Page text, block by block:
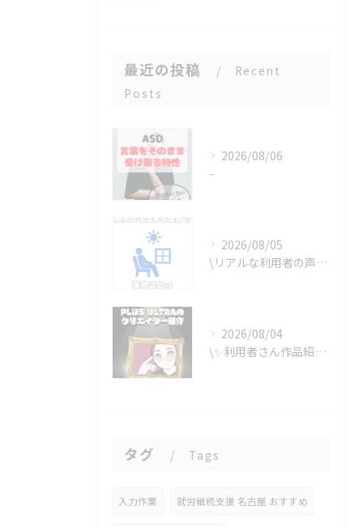
最近の投稿
Recent
Posts
2026/08/06
-
2026/08/05
\リアルな利用者の声📣/
2026/08/04
\✨利用者さん作品紹介✨/
タグ Tags
入力作業 就労継続支援 名古屋 おすすめ